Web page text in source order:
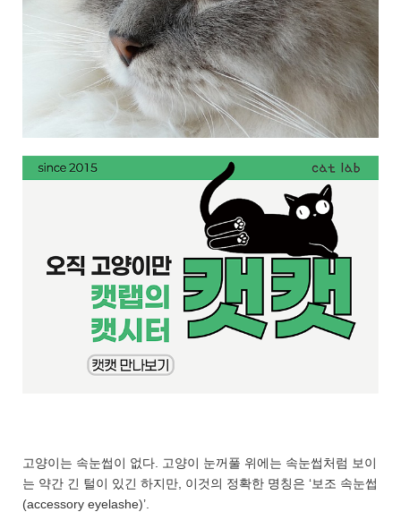
고양이는 속눈썹이 없다. 고양이 눈꺼풀 위에는 속눈썹처럼 보이
는 약간 긴 털이 있긴 하지만, 이것의 정확한 명칭은 ‘보조 속눈썹
(accessory eyelashe)’.